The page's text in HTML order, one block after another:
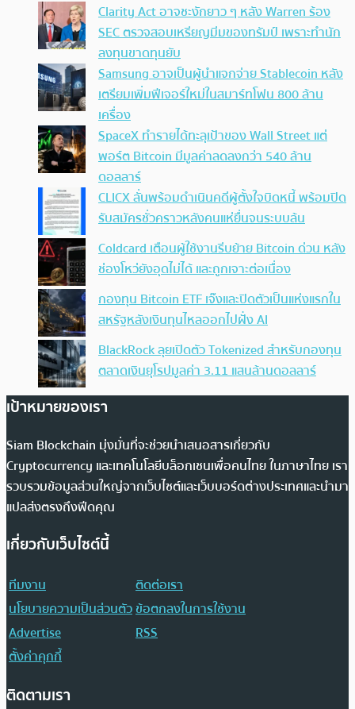
Clarity Act อาจชะงักยาว ๆ หลัง Warren ร้อง
SEC ตรวจสอบเหรียญมีมของทรัมป์ เพราะทำนัก
ลงทุนขาดทุนยับ
Samsung อาจเป็นผู้นำแจกจ่าย Stablecoin หลัง
เตรียมเพิ่มฟีเจอร์ใหม่ในสมาร์ทโฟน 800 ล้าน
เครื่อง
SpaceX ทำรายได้ทะลุเป้าของ Wall Street แต่
พอร์ต Bitcoin มีมูลค่าลดลงกว่า 540 ล้าน
ดอลลาร์
CLICX ลั่นพร้อมดำเนินคดีผู้ตั้งใจบิดหนี้ พร้อมปิด
รับสมัครชั่วคราวหลังคนแห่ยื่นจนระบบล้น
Coldcard เตือนผู้ใช้งานรีบย้าย Bitcoin ด่วน หลัง
ช่องโหว่ยังอุดไม่ได้ และถูกเจาะต่อเนื่อง
กองทุน Bitcoin ETF เจ๊งและปิดตัวเป็นแห่งแรกใน
สหรัฐหลังเงินทุนไหลออกไปฝั่ง AI
BlackRock ลุยเปิดตัว Tokenized สำหรับกองทุน
ตลาดเงินยุโรปมูลค่า 3.11 แสนล้านดอลลาร์
เป้าหมายของเรา
Siam Blockchain มุ่งมั่นที่จะช่วยนำเสนอสารเกี่ยวกับ
Cryptocurrency และเทคโนโลยีบล็อกเชนเพื่อคนไทย ในภาษาไทย เรา
รวบรวมข้อมูลส่วนใหญ่จากเว็บไซต์และเว็บบอร์ดต่างประเทศและนำมา
แปลส่งตรงถึงฟีดคุณ
เกี่ยวกับเว็บไซต์นี้
ทีมงาน
ติดต่อเรา
นโยบายความเป็นส่วนตัวข้อตกลงในการใช้งาน
Advertise
RSS
ตั้งค่าคุกกี้
ติดตามเรา